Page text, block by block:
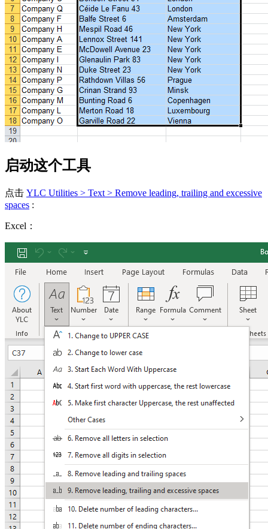
启动这个工具
点击 YLC Utilities > Text > Remove leading, trailing and excessive
spaces :
Excel：